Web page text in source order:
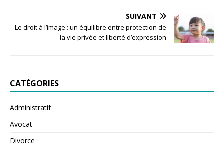
SUIVANT
Le droit à l’image : un équilibre entre protection de
la vie privée et liberté d’expression
CATÉGORIES
Administratif
Avocat
Divorce